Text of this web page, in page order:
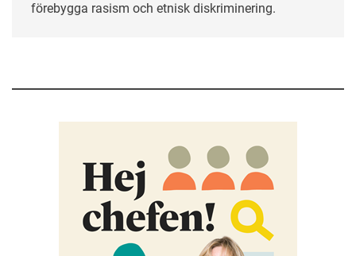
förebygga rasism och etnisk diskriminering.